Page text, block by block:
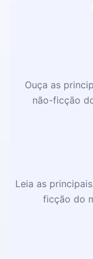
Ouça as
não-ficção
Leia as
ficção do